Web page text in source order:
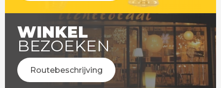
WINKEL
BEZOEKEN
Routebeschrijving